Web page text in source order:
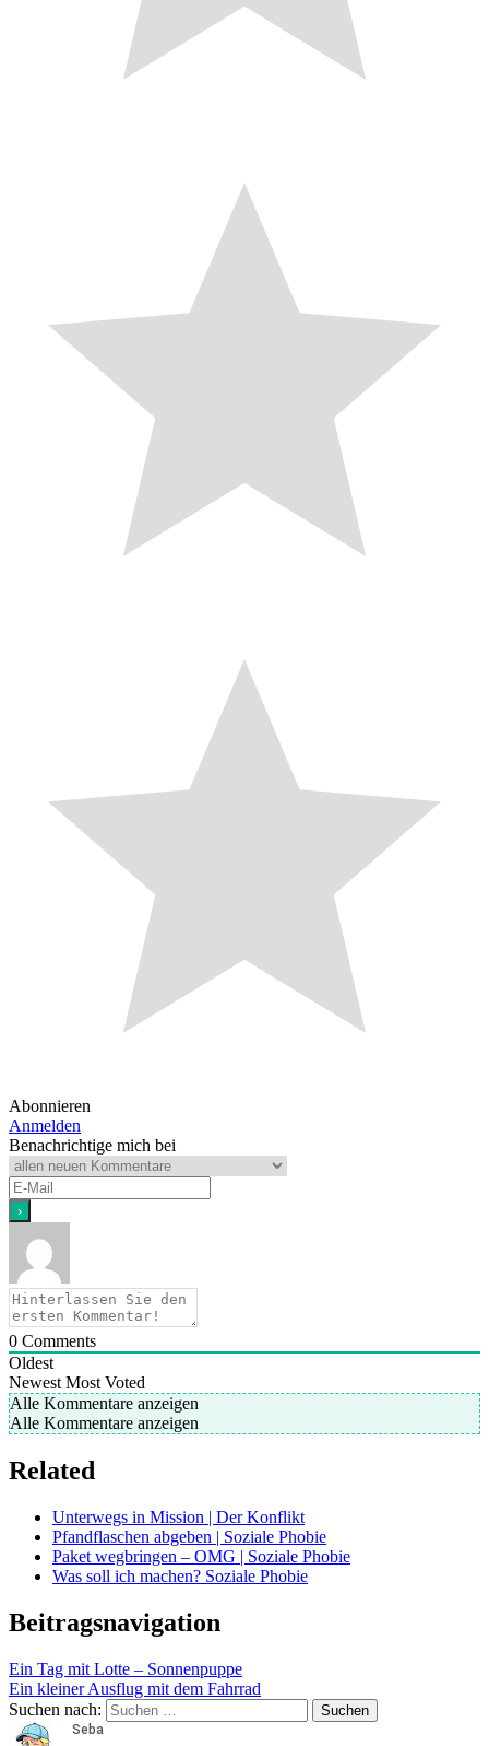
Abonnieren
Anmelden
Benachrichtige mich bei
0 Comments
Oldest
Newest Most Voted
Alle Kommentare anzeigen
Alle Kommentare anzeigen
Related
Unterwegs in Mission | Der Konflikt
Pfandflaschen abgeben | Soziale Phobie
Paket wegbringen – OMG | Soziale Phobie
Was soll ich machen? Soziale Phobie
Beitragsnavigation
Ein Tag mit Lotte – Sonnenpuppe
Ein kleiner Ausflug mit dem Fahrrad
Suchen nach: